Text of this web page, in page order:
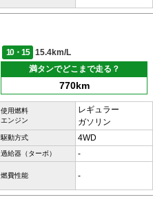
10・15
15.4km/L
満タンでどこまで走る？
770km
使用燃料
エンジン
レギュラー
ガソリン
駆動方式 4WD
過給器（ターボ） -
燃費性能 -